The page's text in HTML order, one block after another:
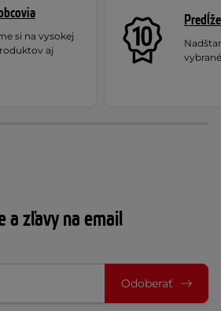
si na vysokej
aj
a zľavy na email
Odoberať